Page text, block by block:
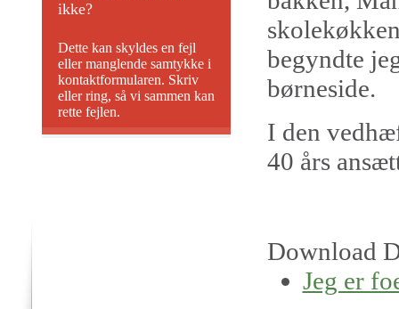
begyndte
børneside.
I den
40 års
Download
Jeg er
ikke?
Dette kan skyldes en fejl
eller manglende samtykke i
kontaktformularen. Skriv
eller ring, så vi sammen kan
rette fejlen.